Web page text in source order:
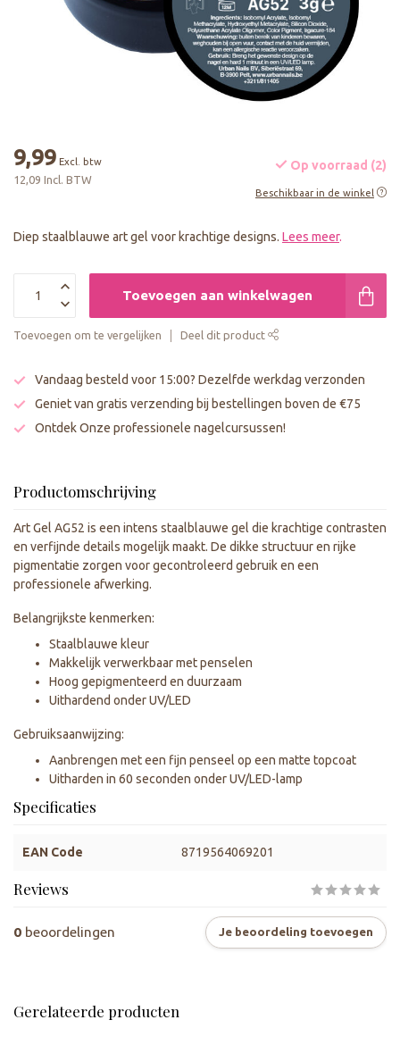
9,99 Excl. btw
12,09 Incl. BTW
Op voorraad (2)
Beschikbaar in de winkel
Diep staalblauwe art gel voor krachtige designs. Lees meer.
Toevoegen aan winkelwagen
Toevoegen om te vergelijken Deel dit product
Vandaag besteld voor 15:00? Dezelfde werkdag verzonden
Geniet van gratis verzending bij bestellingen boven de €75
Ontdek Onze professionele nagelcursussen!
Productomschrijving
Art Gel AG52 is een intens staalblauwe gel die krachtige contrasten
en verfijnde details mogelijk maakt. De dikke structuur en rijke
pigmentatie zorgen voor gecontroleerd gebruik en een
professionele afwerking.
Belangrijkste kenmerken:
Staalblauwe kleur
Makkelijk verwerkbaar met penselen
Hoog gepigmenteerd en duurzaam
Uithardend onder UV/LED
Gebruiksaanwijzing:
Aanbrengen met een fijn penseel op een matte topcoat
Uitharden in 60 seconden onder UV/LED-lamp
Specificaties
EAN Code 8719564069201
Reviews
0 beoordelingen Je beoordeling toevoegen
Gerelateerde producten